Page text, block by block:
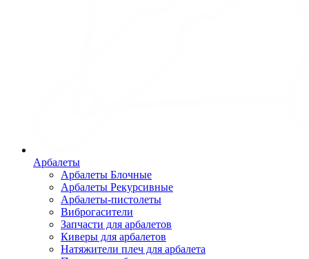
Арбалеты
Арбалеты Блочные
Арбалеты Рекурсивные
Арбалеты-пистолеты
Виброгасители
Запчасти для арбалетов
Киверы для арбалетов
Натяжители плеч для арбалета